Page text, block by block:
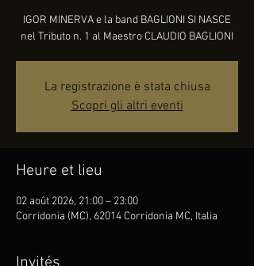
IGOR MINERVA e la band BAGLIONI SI NASCE
nel Tributo n. 1 al Maestro CLAUDIO BAGLIONI
La registrazione è stata chiusa
Scopri gli altri eventi
Heure et lieu
02 août 2026, 21:00 – 23:00
Corridonia (MC), 62014 Corridonia MC, Italia